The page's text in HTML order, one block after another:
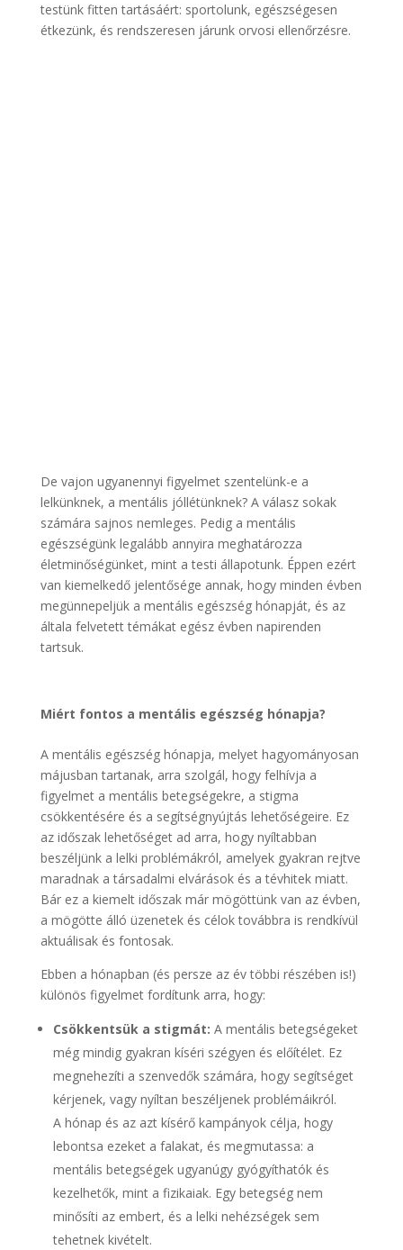
testünk fitten tartásáért: sportolunk, egészségesen
étkezünk, és rendszeresen járunk orvosi ellenőrzésre.
De vajon ugyanennyi figyelmet szentelünk-e a
lelkünknek, a mentális jóllétünknek? A válasz sokak
számára sajnos nemleges. Pedig a mentális
egészségünk legalább annyira meghatározza
életminőségünket, mint a testi állapotunk. Éppen ezért
van kiemelkedő jelentősége annak, hogy minden évben
megünnepeljük a mentális egészség hónapját, és az
általa felvetett témákat egész évben napirenden
tartsuk.
Miért fontos a mentális egészség hónapja?
A mentális egészség hónapja, melyet hagyományosan
májusban tartanak, arra szolgál, hogy felhívja a
figyelmet a mentális betegségekre, a stigma
csökkentésére és a segítségnyújtás lehetőségeire. Ez
az időszak lehetőséget ad arra, hogy nyíltabban
beszéljünk a lelki problémákról, amelyek gyakran rejtve
maradnak a társadalmi elvárások és a tévhitek miatt.
Bár ez a kiemelt időszak már mögöttünk van az évben,
a mögötte álló üzenetek és célok továbbra is rendkívül
aktuálisak és fontosak.
Ebben a hónapban (és persze az év többi részében is!)
különös figyelmet fordítunk arra, hogy:
Csökkentsük a stigmát: A mentális betegségeket
még mindig gyakran kíséri szégyen és előítélet. Ez
megnehezíti a szenvedők számára, hogy segítséget
kérjenek, vagy nyíltan beszéljenek problémáikról.
A hónap és az azt kísérő kampányok célja, hogy
lebontsa ezeket a falakat, és megmutassa: a
mentális betegségek ugyanúgy gyógyíthatók és
kezelhetők, mint a fizikaiak. Egy betegség nem
minősíti az embert, és a lelki nehézségek sem
tehetnek kivételt.